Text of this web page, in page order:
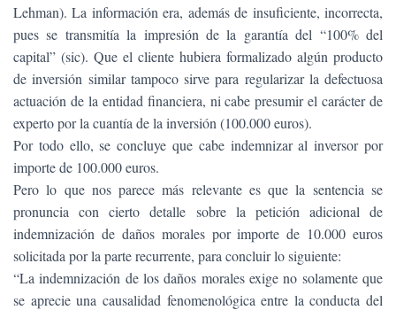
Lehman). La información era, además de insuficiente, incorrecta,
pues se transmitía la impresión de la garantía del “100% del
capital” (sic). Que el cliente hubiera formalizado algún producto
de inversión similar tampoco sirve para regularizar la defectuosa
actuación de la entidad financiera, ni cabe presumir el carácter de
experto por la cuantía de la inversión (100.000 euros).
Por todo ello, se concluye que cabe indemnizar al inversor por
importe de 100.000 euros.
Pero lo que nos parece más relevante es que la sentencia se
pronuncia con cierto detalle sobre la petición adicional de
indemnización de daños morales por importe de 10.000 euros
solicitada por la parte recurrente, para concluir lo siguiente:
“La indemnización de los daños morales exige no solamente que
se aprecie una causalidad fenomenológica entre la conducta del